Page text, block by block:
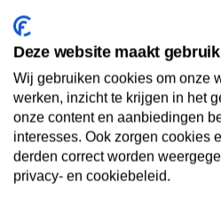
Deze website maakt
Wij gebruiken cookies om onze
werken, inzicht te krijgen in het
onze content en aanbiedingen
interesses. Ook zorgen cookies
derden correct worden
privacy- en cookiebeleid.